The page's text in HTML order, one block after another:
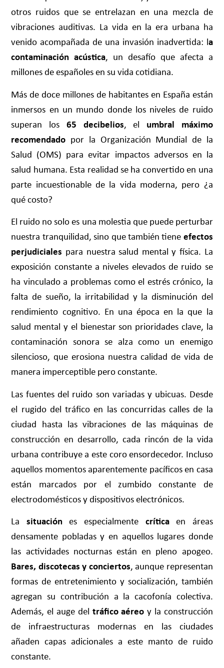
otros ruidos que se entrelazan en una mezcla de
vibraciones auditivas. La vida en la era urbana ha
venido acompañada de una invasión inadvertida: la
contaminación acústica, un desafío que afecta a
millones de españoles en su vida cotidiana.
Más de doce millones de habitantes en España están
inmersos en un mundo donde los niveles de ruido
superan los 65 decibelios, el umbral máximo
recomendado por la Organización Mundial de la
Salud (OMS) para evitar impactos adversos en la
salud humana. Esta realidad se ha convertido en una
parte incuestionable de la vida moderna, pero ¿a
qué costo?
El ruido no solo es una molestia que puede perturbar
nuestra tranquilidad, sino que también tiene efectos
perjudiciales para nuestra salud mental y física. La
exposición constante a niveles elevados de ruido se
ha vinculado a problemas como el estrés crónico, la
falta de sueño, la irritabilidad y la disminución del
rendimiento cognitivo. En una época en la que la
salud mental y el bienestar son prioridades clave, la
contaminación sonora se alza como un enemigo
silencioso, que erosiona nuestra calidad de vida de
manera imperceptible pero constante.
Las fuentes del ruido son variadas y ubicuas. Desde
el rugido del tráfico en las concurridas calles de la
ciudad hasta las vibraciones de las máquinas de
construcción en desarrollo, cada rincón de la vida
urbana contribuye a este coro ensordecedor. Incluso
aquellos momentos aparentemente pacíficos en casa
están marcados por el zumbido constante de
electrodomésticos y dispositivos electrónicos.
La situaciónes especialmente críticaen áreas
densamente pobladas y en aquellos lugares donde
las actividades nocturnas están en pleno apogeo.
Bares, discotecas y conciertos, aunque representan
formas de entretenimiento y socialización, también
agregan su contribución a la cacofonía colectiva.
Además, el auge del tráfico aéreo y la construcción
de infraestructuras modernas en las ciudades
añaden capas adicionales a este manto de ruido
constante.